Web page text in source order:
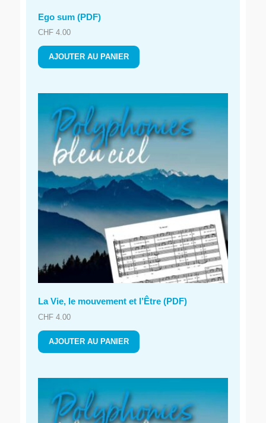
Ego sum (PDF)
CHF 4.00
AJOUTER AU PANIER
La Vie, le mouvement et l’Être (PDF)
CHF 4.00
AJOUTER AU PANIER